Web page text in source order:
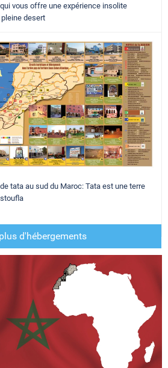
vous offre une expérience insolite
desert
tata au sud du Maroc: Tata est une terre
d'hébergements